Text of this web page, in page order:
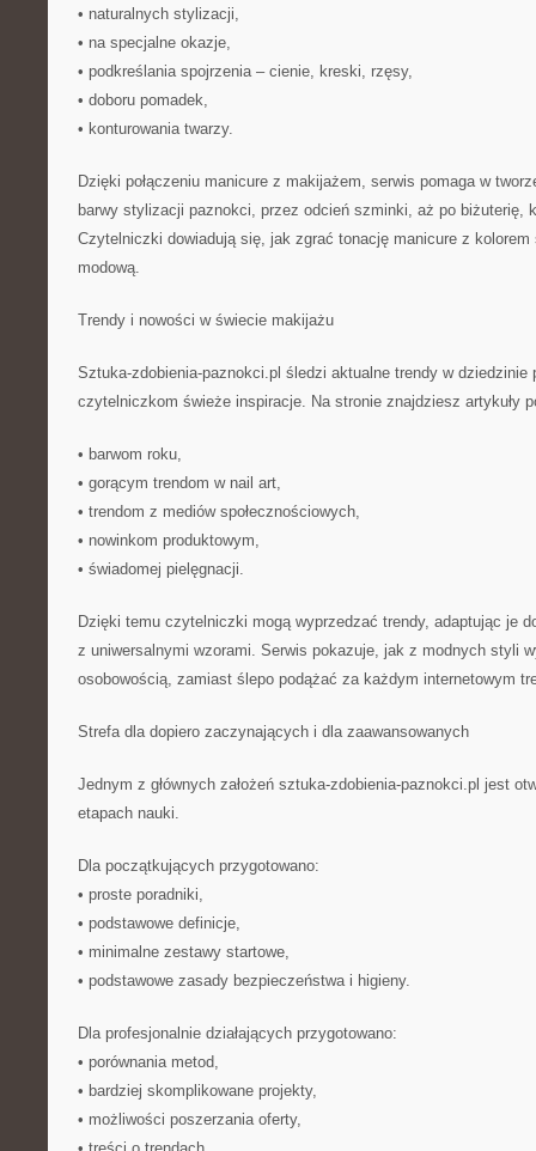
• naturalnych stylizacji,
• na specjalne okazje,
• podkreślania spojrzenia – cienie, kreski, rzęsy,
• doboru pomadek,
• konturowania twarzy.
Dzięki połączeniu manicure z makijażem, serwis pomaga w
barwy stylizacji paznokci, przez odcień szminki, aż po biżuterię,
Czytelniczki dowiadują się, jak zgrać tonację manicure z
modową.
Trendy i nowości w świecie makijażu
Sztuka-zdobienia-paznokci.pl śledzi aktualne trendy w
czytelniczkom świeże inspiracje. Na stronie znajdziesz artykuły
• barwom roku,
• gorącym trendom w nail art,
• trendom z mediów społecznościowych,
• nowinkom produktowym,
• świadomej pielęgnacji.
Dzięki temu czytelniczki mogą wyprzedzać trendy, adaptując je
z uniwersalnymi wzorami. Serwis pokazuje, jak z modnych styli
osobowością, zamiast ślepo podążać za każdym internetowym
Strefa dla dopiero zaczynających i dla zaawansowanych
Jednym z głównych założeń sztuka-zdobienia-paznokci.pl jest
etapach nauki.
Dla początkujących przygotowano:
• proste poradniki,
• podstawowe definicje,
• minimalne zestawy startowe,
• podstawowe zasady bezpieczeństwa i higieny.
Dla profesjonalnie działających przygotowano:
• porównania metod,
• bardziej skomplikowane projekty,
• możliwości poszerzania oferty,